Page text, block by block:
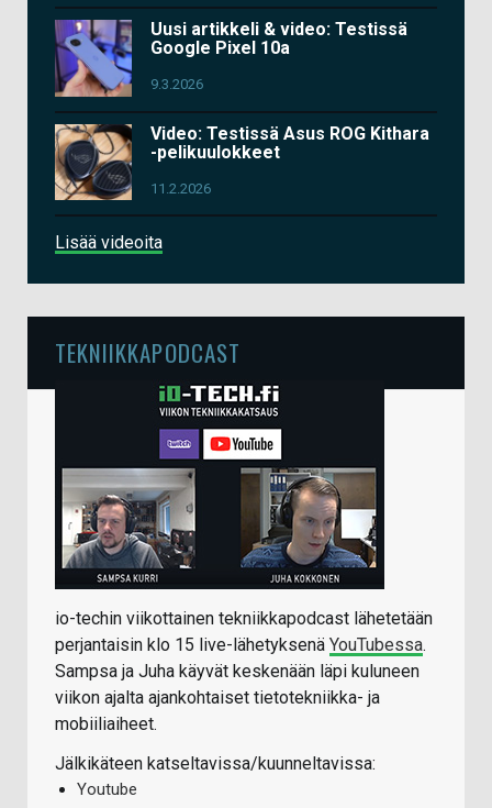
Uusi artikkeli & video: Testissä
Google Pixel 10a
9.3.2026
Video: Testissä Asus ROG Kithara
-pelikuulokkeet
11.2.2026
Lisää videoita
TEKNIIKKAPODCAST
io-techin viikottainen tekniikkapodcast lähetetään
perjantaisin klo 15 live-lähetyksenä YouTubessa.
Sampsa ja Juha käyvät keskenään läpi kuluneen
viikon ajalta ajankohtaiset tietotekniikka- ja
mobiiliaiheet.
Jälkikäteen katseltavissa/kuunneltavissa:
Youtube